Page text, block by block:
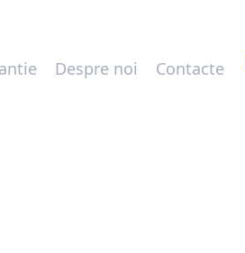
Despre noi Contacte